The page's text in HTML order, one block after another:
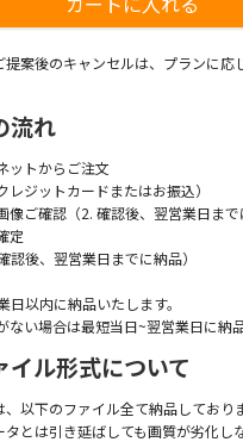
提案後のキャンセルは、プランに応
流れ
ットからご注文
レジットカードまたはお振込）
像ご確認（2. 確認後、翌営業日まで
定
認後、翌営業日までに納品）
以内に納品いたします。
い場合は最短当日~翌営業日に納品
イル形式について
以下のファイル全て納品しておりま
タとは引き延ばしても画質が劣化し